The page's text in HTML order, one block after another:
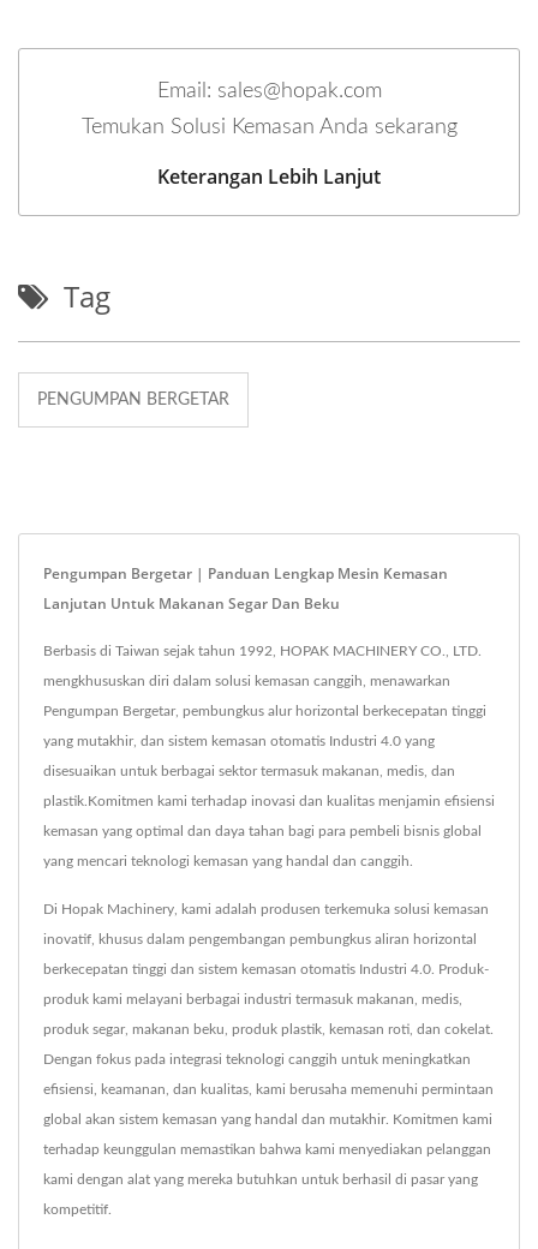
Email: sales@hopak.com
Temukan Solusi Kemasan Anda sekarang
Keterangan Lebih Lanjut
Tag
PENGUMPAN BERGETAR
Pengumpan Bergetar | Panduan Lengkap Mesin Kemasan
Lanjutan Untuk Makanan Segar Dan Beku
Berbasis di Taiwan sejak tahun 1992, HOPAK MACHINERY CO., LTD.
mengkhususkan diri dalam solusi kemasan canggih, menawarkan
Pengumpan Bergetar, pembungkus alur horizontal berkecepatan tinggi
yang mutakhir, dan sistem kemasan otomatis Industri 4.0 yang
disesuaikan untuk berbagai sektor termasuk makanan, medis, dan
plastik.Komitmen kami terhadap inovasi dan kualitas menjamin efisiensi
kemasan yang optimal dan daya tahan bagi para pembeli bisnis global
yang mencari teknologi kemasan yang handal dan canggih.
Di Hopak Machinery, kami adalah produsen terkemuka solusi kemasan
inovatif, khusus dalam pengembangan pembungkus aliran horizontal
berkecepatan tinggi dan sistem kemasan otomatis Industri 4.0. Produk-
produk kami melayani berbagai industri termasuk makanan, medis,
produk segar, makanan beku, produk plastik, kemasan roti, dan cokelat.
Dengan fokus pada integrasi teknologi canggih untuk meningkatkan
efisiensi, keamanan, dan kualitas, kami berusaha memenuhi permintaan
global akan sistem kemasan yang handal dan mutakhir. Komitmen kami
terhadap keunggulan memastikan bahwa kami menyediakan pelanggan
kami dengan alat yang mereka butuhkan untuk berhasil di pasar yang
kompetitif.